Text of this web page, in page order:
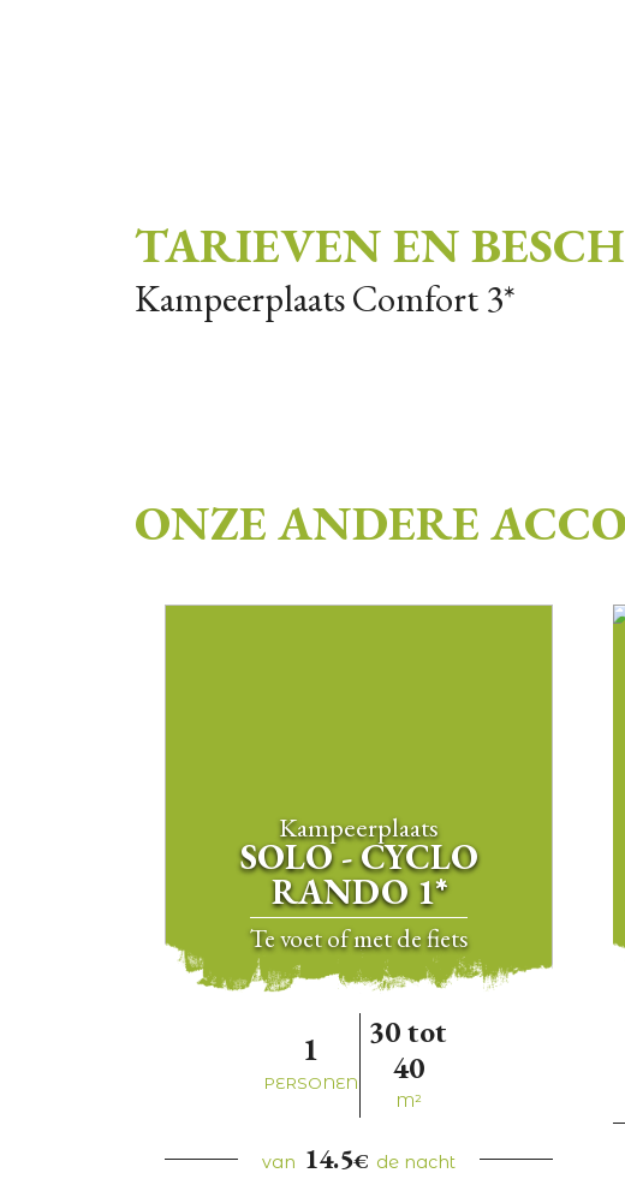
TARIEVEN EN
Kampeerplaats Comfort 3*
ONZE ANDERE
Kampeerplaats
SOLO - CYCLO
RANDO 1*
te voet of met de fiets
1
PERSONEN
30 tot
40
M²
van 14.5€ de nacht